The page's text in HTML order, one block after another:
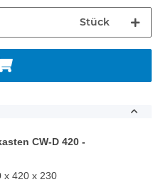
Stück
CW-D 420 -
x 420 x 230